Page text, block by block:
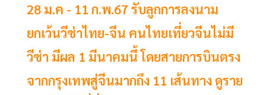
28 ม.ค - 11 ก.พ.67 รับลูกการลงนาม
ยกเว้นวีซ่าไทย-จีน คนไทยเที่ยวจีนไม่มี
วีซ่า มีผล 1 มีนาคมนี้ โดยสายการบินตรง
จากกรุงเทพสู่จีนมากถึง 11 เส้นทาง ดูราย